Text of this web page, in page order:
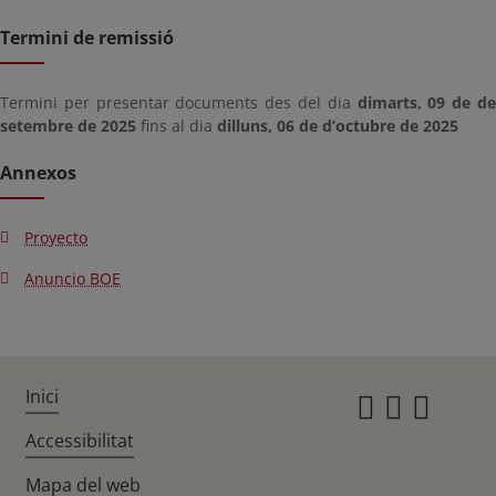
Termini de remissió
Termini per presentar documents des del dia dimarts, 09 de de
setembre de 2025 fins al dia dilluns, 06 de d’octubre de 2025
Annexos
Proyecto
Anuncio BOE
Inici
Accessibilitat
Mapa del web